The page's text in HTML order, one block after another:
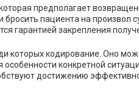
предполагает
пациента на произвол
гарантией закрепления
которых кодирование. Оно
конкретной
достижению